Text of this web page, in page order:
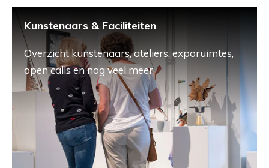
Kunstenaars & Faciliteiten
Overzicht kunstenaars, ateliers, exporuimtes,
open calls en nog veel meer.